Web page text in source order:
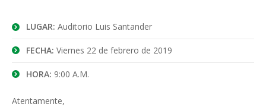
LUGAR: Auditorio Luis Santander
FECHA: Viernes 22 de febrero de 2019
HORA: 9:00 A.M.
Atentamente,